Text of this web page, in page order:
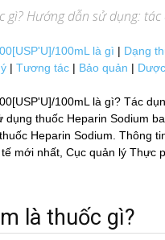
gì? Hướng dẫn sử dụng:
100mL là gì | Dạng
| Tương tác | Bảo quản |
100mL là gì? Tác
thuốc Heparin Sodium
Heparin Sodium. Thông
mới nhất, Cục quản lý Thực
là thuốc gì?